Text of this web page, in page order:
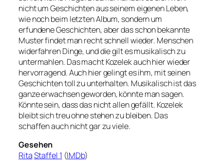
nicht um Geschichten aus seinem eigenen Leben,
wie noch beim letzten Album, sondern um
erfundene Geschichten, aber das schon bekannte
Muster findet man recht schnell wieder. Menschen
widerfahren Dinge, und die gilt es musikalisch zu
untermahlen. Das macht Kozelek auch hier wieder
hervorragend. Auch hier gelingt es ihm, mit seinen
Geschichten toll zu unterhalten. Musikalisch ist das
ganze erwachsen geworden, könnte man sagen.
Könnte sein, dass das nicht allen gefällt. Kozelek
bleibt sich treu ohne stehen zu bleiben. Das
schaffen auch nicht gar zu viele.
Gesehen
RitaStaffel 1 (IMDb)